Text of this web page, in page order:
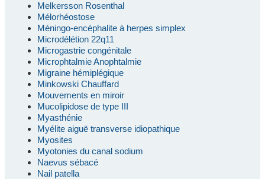
Melkersson Rosenthal
Mélorhéostose
Méningo-encéphalite à herpes simplex
Microdélétion 22q11
Microgastrie congénitale
Microphtalmie Anophtalmie
Migraine hémiplégique
Minkowski Chauffard
Mouvements en miroir
Mucolipidose de type III
Myasthénie
Myélite aiguë transverse idiopathique
Myosites
Myotonies du canal sodium
Naevus sébacé
Nail patella